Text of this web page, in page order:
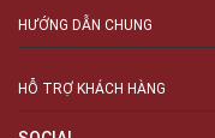
HƯỚNG DẪN CHUNG
HỖ TRỢ KHÁCH HÀNG